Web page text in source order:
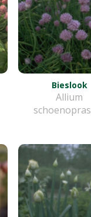
Bieslook
Allium